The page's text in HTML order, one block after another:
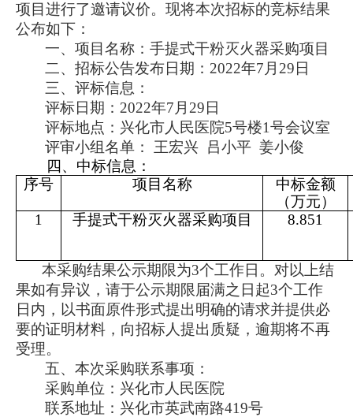
项目进行了邀请议价。现将本次招标的竞标结果
公布如下：
一、项目名称：手提式干粉灭火器采购项目
二、招标公告发布日期：2022年7月29日
三、评标信息：
评标日期：2022年7月29日
评标地点：兴化市人民医院5号楼1号会议室
评审小组名单： 王宏兴 吕小平 姜小俊
四、中标信息：
序号
项目名称
中标金额
（万元）
1
手提式干粉灭火器采购项目 8.851
本采购结果公示期限为3个工作日。对以上结
果如有异议，请于公示期限届满之日起3个工作
日内，以书面原件形式提出明确的请求并提供必
要的证明材料，向招标人提出质疑，逾期将不再
受理。
五、本次采购联系事项：
采购单位：兴化市人民医院
联系地址：兴化市英武南路419号